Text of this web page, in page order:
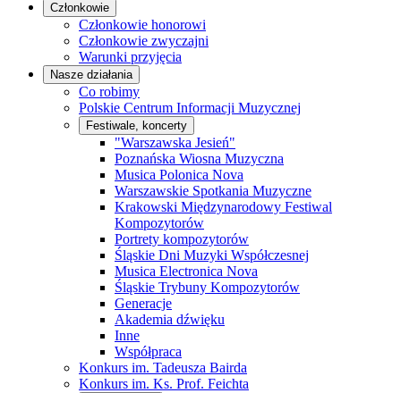
Członkowie
Członkowie honorowi
Członkowie zwyczajni
Warunki przyjęcia
Nasze działania
Co robimy
Polskie Centrum Informacji Muzycznej
Festiwale, koncerty
"Warszawska Jesień"
Poznańska Wiosna Muzyczna
Musica Polonica Nova
Warszawskie Spotkania Muzyczne
Krakowski Międzynarodowy Festiwal
Kompozytorów
Portrety kompozytorów
Śląskie Dni Muzyki Współczesnej
Musica Electronica Nova
Śląskie Trybuny Kompozytorów
Generacje
Akademia dźwięku
Inne
Współpraca
Konkurs im. Tadeusza Bairda
Konkurs im. Ks. Prof. Feichta